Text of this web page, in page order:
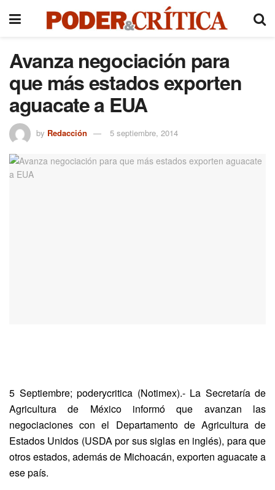
Avanza negociación para
que más estados exporten
aguacate a EUA
by Redacción 5 septiembre, 2014
5 Septiembre; poderycritica (Notimex).- La Secretaría de
Agricultura de México informó que avanzan las
negociaciones con el Departamento de Agricultura de
Estados Unidos (USDA por sus siglas en inglés), para que
otros estados, además de Michoacán, exporten aguacate a
ese país.